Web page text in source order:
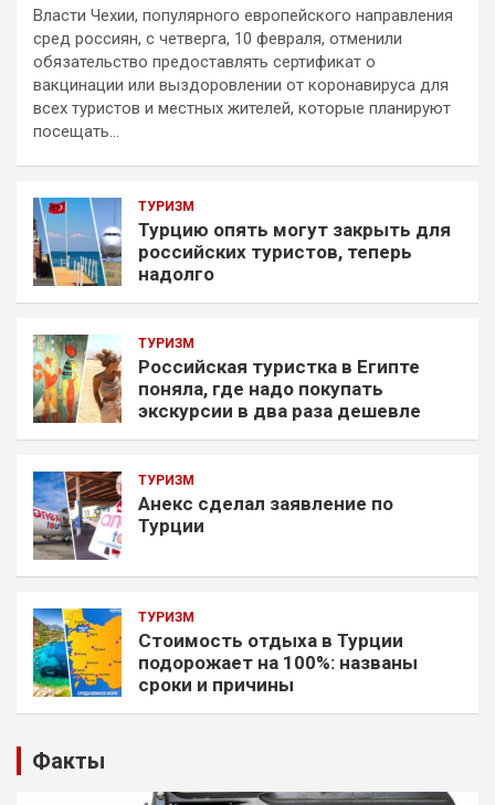
Власти Чехии, популярного европейского направления
сред россиян, с четверга, 10 февраля, отменили
обязательство предоставлять сертификат о
вакцинации или выздоровлении от коронавируса для
всех туристов и местных жителей, которые планируют
посещать…
ТУРИЗМ
Турцию опять могут закрыть для
российских туристов, теперь
надолго
ТУРИЗМ
Российская туристка в Египте
поняла, где надо покупать
экскурсии в два раза дешевле
ТУРИЗМ
Анекс сделал заявление по
Турции
ТУРИЗМ
Стоимость отдыха в Турции
подорожает на 100%: названы
сроки и причины
Факты